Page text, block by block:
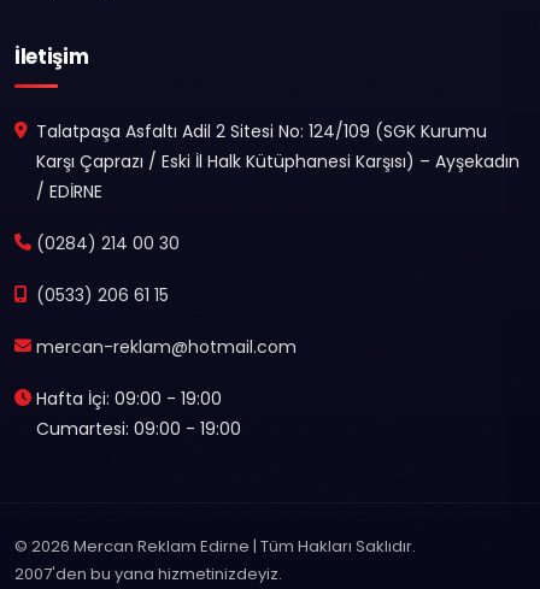
İletişim
Talatpaşa Asfaltı Adil 2 Sitesi No: 124/109 (SGK Kurumu
Karşı Çaprazı / Eski İl Halk Kütüphanesi Karşısı) – Ayşekadın
/ EDİRNE
(0284) 214 00 30
(0533) 206 61 15
mercan-reklam@hotmail.com
Hafta İçi: 09:00 - 19:00
Cumartesi: 09:00 - 19:00
© 2026 Mercan Reklam Edirne | Tüm Hakları Saklıdır.
2007'den bu yana hizmetinizdeyiz.